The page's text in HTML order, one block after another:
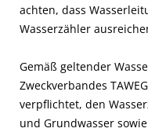
achten, dass
Wasserzähler
Gemäß geltender
Zweckverbandes
verpflichtet, den
und Grundwasser sowie